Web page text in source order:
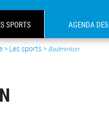
SPORTS AGENDA
> Les sports > Badminton